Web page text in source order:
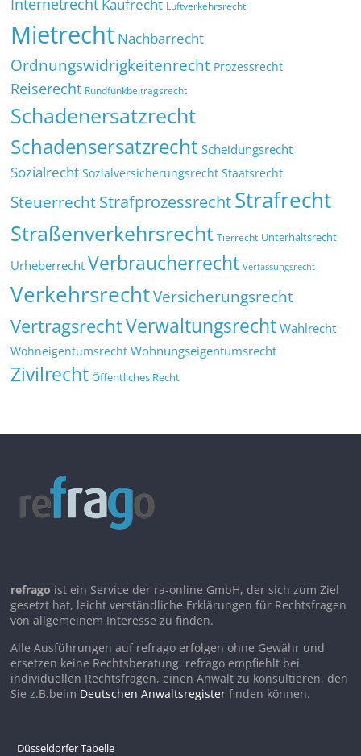
Internetrecht Kaufrecht Luftverkehrsrecht
Mietrecht Nachbarrecht
Ordnungswidrigkeitenrecht Prozessrecht
Reiserecht Rundfunkbeitragsrecht
Schadenersatzrecht
Schadensersatzrecht Scheidungsrecht
Sozialrecht Sozialversicherungsrecht Staatsrecht
SteuerrechtStrafprozessrechtStrafrecht
Straßenverkehrsrecht Tierrecht Unterhaltsrecht
Urheberrecht Verbraucherrecht Verfassungsrecht
VerkehrsrechtVersicherungsrecht
VertragsrechtVerwaltungsrecht Wahlrecht
Wohneigentumsrecht Wohnungseigentumsrecht
Zivilrecht Öffentliches Recht
refrago ist ein Service der ra-online GmbH, der sich zum Ziel
gesetzt hat, leicht verständliche Erklärungen für Rechtsfragen
von allgemeinem Interesse zu finden.
Alle Ausführungen auf refrago erfolgen ohne Gewähr und
ersetzen keine Rechtsberatung. refrago empfiehlt bei
individuellen Rechtsfragen, einen Anwalt zu konsultieren, den
Sie z.B.beim Deutschen Anwaltsregister finden können.
Düsseldorfer Tabelle